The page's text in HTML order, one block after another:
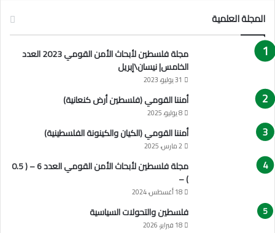
المجلة العلمية
مجلة فلسطين لأبحاث الأمن القومي 2023 العدد
الخامس| نيسان\إبريل
31 يوليو، 2023
أمننا القومي (فلسطين أرض كنعانية)
8 يوليو، 2025
أمننا القومي (الكيان والكينونة الفلسطينية)
2 مارس، 2025
مجلة فلسطين لأبحاث الأمن القومي العدد 6 – ( 0.5
) –
18 أغسطس، 2024
فلسطين والتحولات السياسية
18 فبراير، 2026